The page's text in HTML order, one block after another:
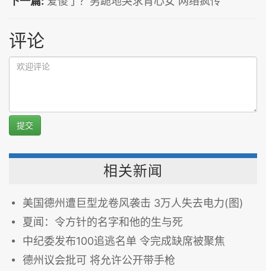
评论
提交
相关新闻
美国德州遭巨型龙卷风袭击 3万人失去电力(图)
夏闻：令方针的名字和他的生与死
中纪委发布100追逃名单 令完成缺席被聚焦
德州议会批可 将允许公开带手枪